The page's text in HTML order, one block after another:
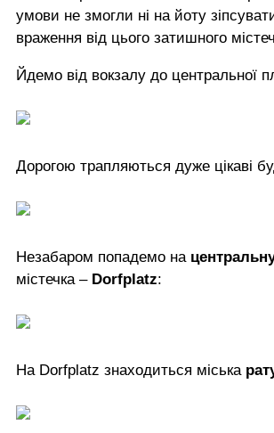
умови не змогли ні на йоту
враження від цього затишного
Йдемо від вокзалу до центральної
Дорогою трапляються дуже цікаві
Незабаром попадемо на
містечка – Dorfplatz:
На Dorfplatz знаходиться міська